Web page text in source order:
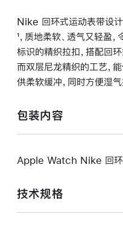
Nike 回环式运动表带设
¹，质地柔软、透气又轻盈
标识的精织拉扣，搭配回
而双层尼龙精织的工艺，
供柔软缓冲，同时方便湿气
包装内容
Apple Watch Nike 回环
技术规格